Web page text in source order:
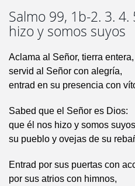
Salmo 99, 1b-2. 3.
hizo y somos suyos
Aclama al Señor, tierra entera,
servid al Señor con alegría,
entrad en su presencia con
Sabed que el Señor es Dios:
que él nos hizo y somos
su pueblo y ovejas de su
Entrad por sus puertas con
por sus atrios con himnos,